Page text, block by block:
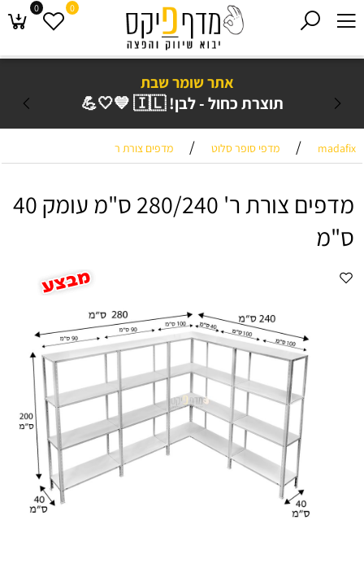
אתר שומר שבת
תוצרת כחול - לבן! 🇮🇱 💙🤍💪
0 0
madafix
/ מדפי סופר סלוט / מדפים צורת ר
מדפים צורת ר' 280/240 ס"מ עומק 40
ס"מ